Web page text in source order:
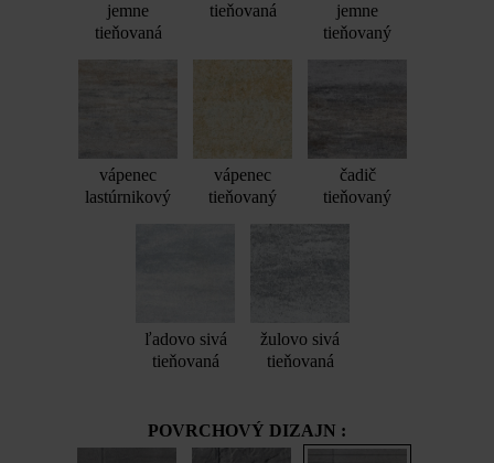
jemne
tieňovaná
tieňovaná
jemne
tieňovaný
vápenec
lastúrnikový
vápenec
tieňovaný
čadič
tieňovaný
ľadovo sivá
tieňovaná
žulovo sivá
tieňovaná
POVRCHOVÝ DIZAJN :